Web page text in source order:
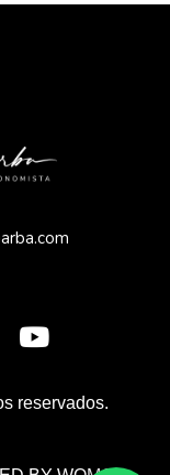
reservados.